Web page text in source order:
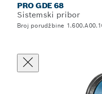
PRO GDE 68
Sistemski pribor
Broj porudžbine